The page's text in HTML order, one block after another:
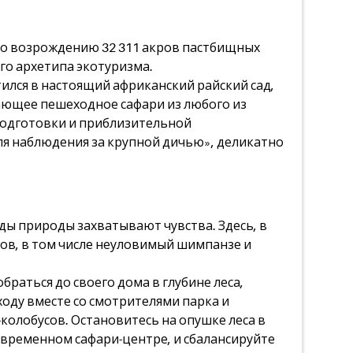
возрождению 32 311 акров пастбищных
архетипа экотуризма.
в настоящий африканский райский сад,
пешеходное сафари из любого из
и приблизительной
наблюдения за крупной дичью», деликатно
природы захватывают чувства. Здесь, в
в том числе неуловимый шимпанзе и
до своего дома в глубине леса,
вместе со смотрителями парка и
Остановитесь на опушке леса в
сафари-центре, и сбалансируйте